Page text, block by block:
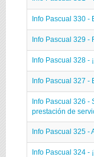
Info Pascual 330 -
Info Pascual 329 -
Info Pascual 328 -
Info Pascual 327 -
Info Pascual 326 -
prestación de
Info Pascual 325 -
Info Pascual 324 -